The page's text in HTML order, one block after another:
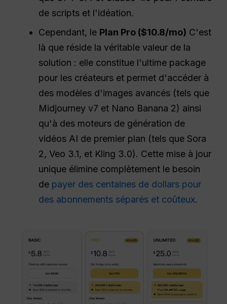
de scripts et l'idéation.
Cependant, le Plan Pro ($10.8/mo) C'est
là que réside la véritable valeur de la
solution : elle constitue l'ultime package
pour les créateurs et permet d'accéder à
des modèles d'images avancés (tels que
Midjourney v7 et Nano Banana 2) ainsi
qu'à des moteurs de génération de
vidéos AI de premier plan (tels que Sora
2, Veo 3.1, et Kling 3.0). Cette mise à jour
unique élimine complètement le besoin
de payer des centaines de dollars pour
des abonnements séparés et coûteux.